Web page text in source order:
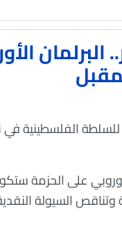
دولار..
الفلسطينية
على الحزمة
السيولة